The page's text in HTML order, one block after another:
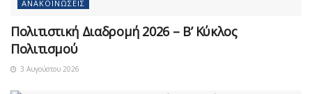
ΑΝΑΚΟΙΝΏΣΕΙΣ
Πολιτιστική Διαδρομή 2026 – Β’ Κύκλος
Πολιτισμού
3 Αυγούστου 2026